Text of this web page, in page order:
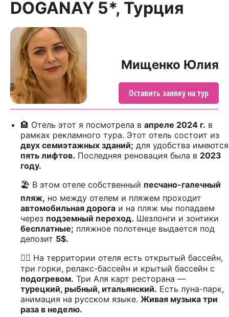
DOGANAY 5*, Турция
Мищенко Юлия
Оставить заявку на тур
🏨 Отель этот я посмотрела в апреле 2024 г. в
рамках рекламного тура. Этот отель состоит из
двух семиэтажных зданий; для удобства имеются
пять лифтов. Последняя реновация была в 2023
году.
🏖️ В этом отеле собственный песчано-галечный
пляж, но между отелем и пляжем проходит
автомобильная дорога и на пляж мы попадаем
через подземный переход. Шезлонги и зонтики
бесплатные; пляжное полотенце выдается под
депозит 5$.
🏊‍♀️ На территории отеля есть открытый бассейн,
три горки, релакс-бассейн и крытый бассейн с
подогревом. Три Аля карт ресторана —
турецкий, рыбный, итальянский. Есть луна-парк,
анимация на русском языке. Живая музыка три
раза в неделю.